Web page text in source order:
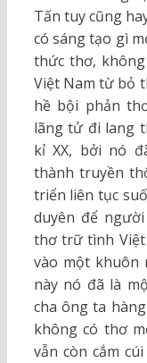
Tấn tuy cũng
có sáng tạo gì
thức thơ,
Việt Nam từ bỏ
hề bội phản
lãng tử đi lang
kỉ XX, bởi nó
thành truyền
triển liên tục
duyên để
thơ trữ tình Việt
vào một khuôn
này nó đã là
cha ông ta
không có thơ
vẫn còn cắm